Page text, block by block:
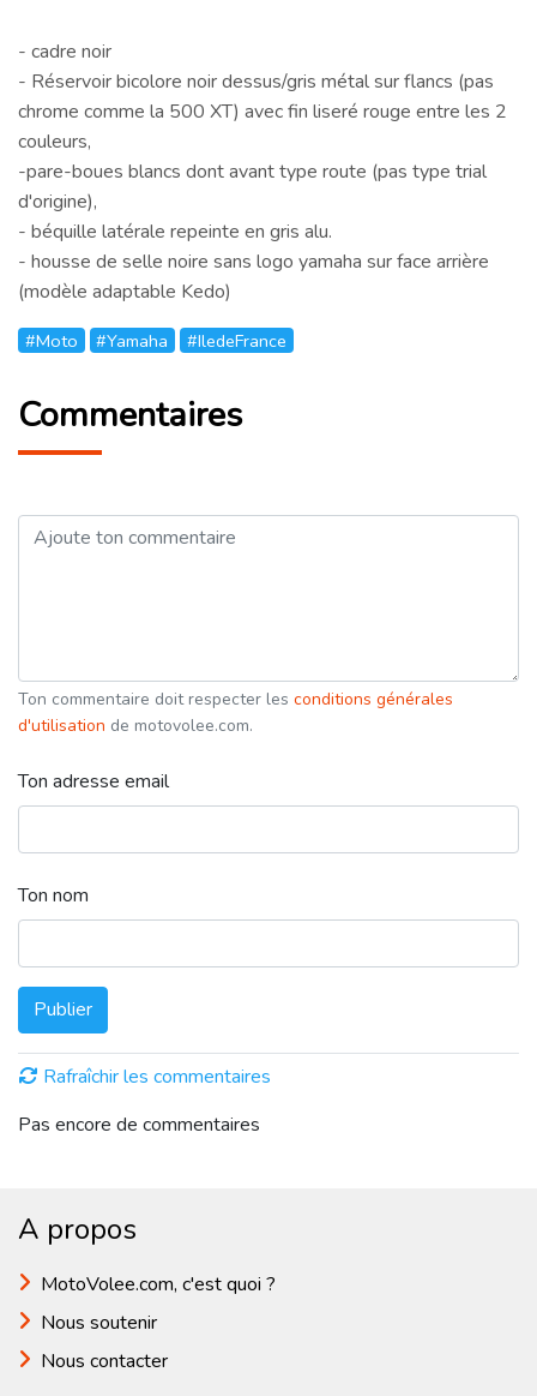
- cadre noir
- Réservoir bicolore noir dessus/gris métal sur flancs (pas
chrome comme la 500 XT) avec fin liseré rouge entre les 2
couleurs,
-pare-boues blancs dont avant type route (pas type trial
d'origine),
- béquille latérale repeinte en gris alu.
- housse de selle noire sans logo yamaha sur face arrière
(modèle adaptable Kedo)
#Moto #Yamaha #IledeFrance
Commentaires
Ton commentaire doit respecter les conditions générales
d'utilisation de motovolee.com.
Ton adresse email
Ton nom
Publier
Rafraîchir les commentaires
Pas encore de commentaires
A propos
MotoVolee.com, c'est quoi ?
Nous soutenir
Nous contacter